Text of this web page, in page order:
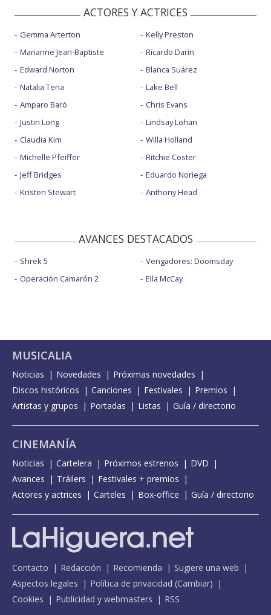
ACTORES Y ACTRICES
Gemma Arterton
Marianne Jean-Baptiste
Edward Norton
Natalia Tena
Amparo Baró
Justin Long
Claudia Kim
Michelle Pfeiffer
Jeff Bridges
Kristen Stewart
Kelly Preston
Ricardo Darín
Blanca Suárez
Lake Bell
Chris Evans
Lindsay Lohan
Willa Holland
Ritchie Coster
Eduardo Noriega
Anthony Head
AVANCES DESTACADOS
Shrek 5
Operación Camarón 2
Vengadores: Doomsday
Ella McCay
MUSICALIA
Noticias Novedades
Próximas novedades
Discos históricos
Canciones Festivales
Premios
Artistas y grupos
Portadas Listas Guía / directorio
CINEMANÍA
Noticias Cartelera Próximos estrenos
DVD
Avances
Tráilers
Festivales + premios
Actores y actrices
Carteles Box-office Guía / directorio
Contacto Redacción Recomienda
Sugiere una web
Aspectos legales
Política de privacidad (Cambiar)
Cookies
Publicidad y webmasters RSS